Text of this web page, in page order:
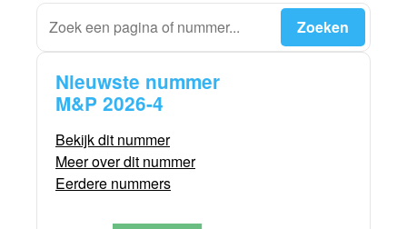
Nieuwste nummer
M&P 2026-4
Bekijk dit nummer
Meer over dit nummer
Eerdere nummers